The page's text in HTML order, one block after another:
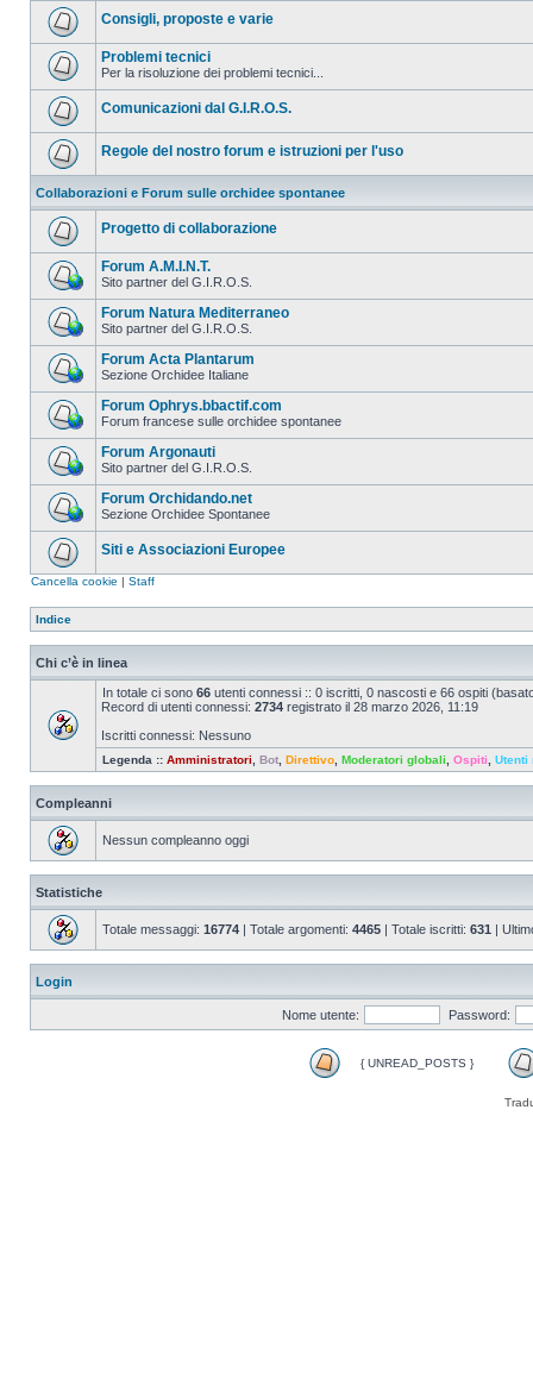
Consigli, proposte e varie
Problemi tecnici
Per la risoluzione dei problemi tecnici...
Comunicazioni dal G.I.R.O.S.
Regole del nostro forum e istruzioni per l'uso
Collaborazioni e Forum sulle orchidee spontanee
Progetto di collaborazione
Forum A.M.I.N.T.
Sito partner del G.I.R.O.S.
Forum Natura Mediterraneo
Sito partner del G.I.R.O.S.
Forum Acta Plantarum
Sezione Orchidee Italiane
Forum Ophrys.bbactif.com
Forum francese sulle orchidee spontanee
Forum Argonauti
Sito partner del G.I.R.O.S.
Forum Orchidando.net
Sezione Orchidee Spontanee
Siti e Associazioni Europee
Cancella cookie | Staff
Indice
Chi c’è in linea
In totale ci sono 66 utenti connessi :: 0 iscritti, 0 nascosti e 66 ospiti
Record di utenti connessi: 2734 registrato il 28 marzo 2026, 11:19
Iscritti connessi: Nessuno
Legenda :: Amministratori Bot Direttivo Moderatori globali Ospiti Utenti
Compleanni
Nessun compleanno oggi
Statistiche
Totale messaggi: 16774 | Totale argomenti: 4465 | Totale iscritti: 631 |
Login
Nome utente: Password:
{ UNREAD_POSTS }